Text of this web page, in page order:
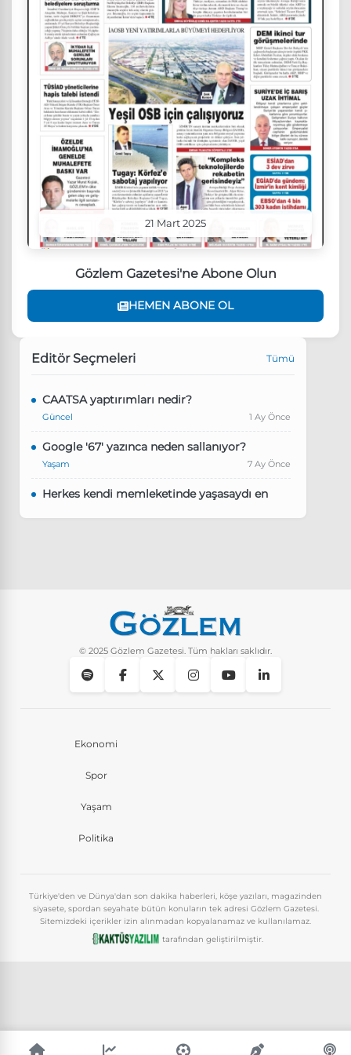
21 Mart 2025
Gözlem Gazetesi'ne Abone Olun
HEMEN ABONE OL
Editör Seçmeleri Tümü
CAATSA yaptırımları nedir?
Güncel 1 Ay Önce
Google '67' yazınca neden sallanıyor?
Yaşam 7 Ay Önce
Herkes kendi memleketinde yaşasaydı en
Instagram’da keşfet nasıl temizlenir?
© 2025 Gözlem Gazetesi. Tüm hakları saklıdır.
Ekonomi
Spor
Yaşam
Politika
Türkiye'den ve Dünya'dan son dakika haberleri, köşe yazıları, magazinden
siyasete, spordan seyahate bütün konuların tek adresi Gözlem Gazetesi.
Sitemizdeki içerikler izin alınmadan kopyalanamaz ve kullanılamaz.
tarafından geliştirilmiştir.